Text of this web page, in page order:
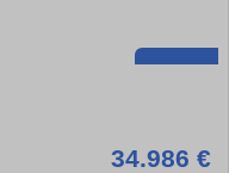
34.986 €